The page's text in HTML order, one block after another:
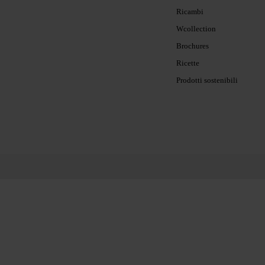
Ricambi
Wcollection
Brochures
Ricette
Prodotti sostenibili